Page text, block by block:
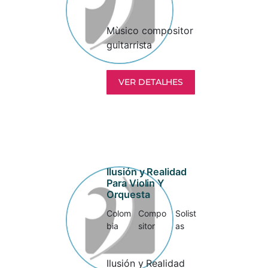
Mùsico compositor
guitarrista
VER DETALHES
Ilusión y Realidad
Para Violin Y
Orquesta
Colom
bia
Compo
sitor
Solist
as
Ilusión y Realidad